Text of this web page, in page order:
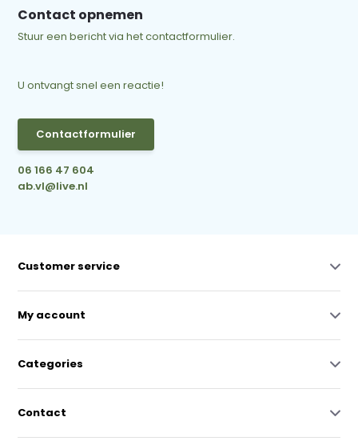
Contact opnemen
Stuur een bericht via het contactformulier.
U ontvangt snel een reactie!
Contactformulier
06 166 47 604
ab.vl@live.nl
Customer service
My account
Categories
Contact